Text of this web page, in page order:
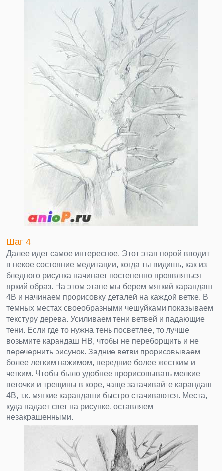
Шаг 4
Далее идет самое интересное. Этот этап порой вводит
в некое состояние медитации, когда ты видишь, как из
бледного рисунка начинает постепенно проявляться
яркий образ. На этом этапе мы берем мягкий карандаш
4B и начинаем прорисовку деталей на каждой ветке. В
темных местах своеобразными чешуйками показываем
текстуру дерева. Усиливаем тени ветвей и падающие
тени. Если где то нужна тень посветлее, то лучше
возьмите карандаш HB, чтобы не переборщить и не
перечернить рисунок. Задние ветви прорисовываем
более легким нажимом, передние более жестким и
четким. Чтобы было удобнее прорисовывать мелкие
веточки и трещины в коре, чаще затачивайте карандаш
4B, т.к. мягкие карандаши быстро стачиваются. Места,
куда падает свет на рисунке, оставляем
незакрашенными.